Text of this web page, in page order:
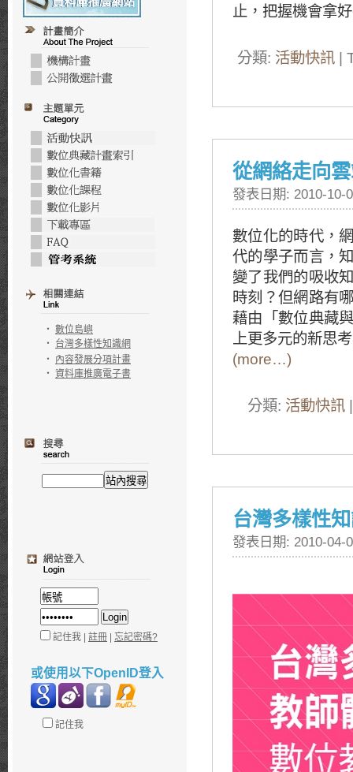
‧ 數位島嶼
‧ 台灣多樣性知識網
‧ 內容發展分項計畫
‧ 資料庫推廣電子書
記住我 | 註冊 | 忘記密碼?
或使用以下OpenID登入
記住我
止，把握機會拿
分類: 活動快訊 |
從網絡走向
發表日期: 2010-10-
數位化的時代，
代的學子而言，
變了我們的吸收
時刻？但網路有
藉由「數位典藏
上更多元的新思
(more…)
分類: 活動快訊
台灣多樣性
發表日期: 2010-04-